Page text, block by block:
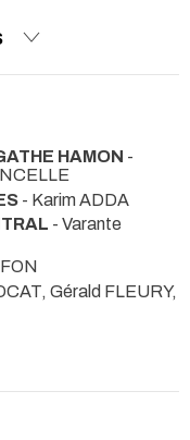
HAMON -
- Karim ADDA
- Varante
Gérald FLEURY,